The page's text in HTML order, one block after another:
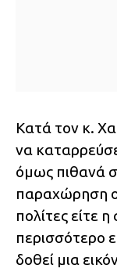
Κατά τον κ.
να
όμως πιθανά
παραχώρηση
πολίτες είτε
περισσότερο
δοθεί μια